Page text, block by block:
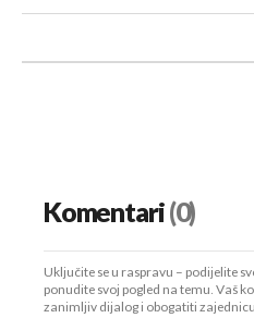
Komentari(0)
Uključite se u raspravu – podijelite
ponudite svoj pogled na temu. Vaš
zanimljiv dijalog i obogatiti